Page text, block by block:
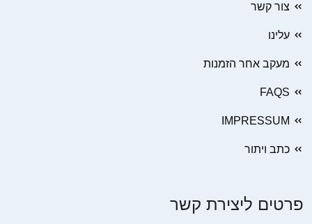
צור קשר
עלינו
מעקב אחר הזמנות
FAQS
IMPRESSUM
כתב ויתור
פרטים ליצירת קשר